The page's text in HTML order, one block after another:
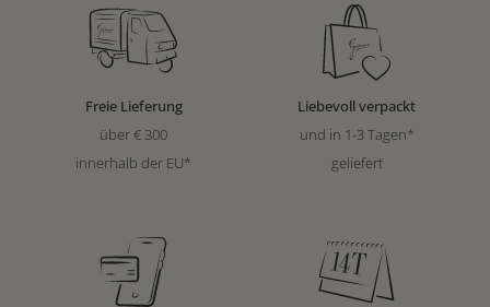
Freie Lieferung
über € 300
innerhalb der EU*
Liebevoll verpackt
und in 1-3 Tagen*
geliefert